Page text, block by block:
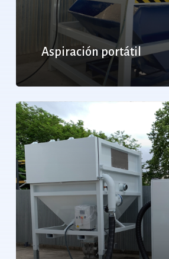
Aspiración portátil